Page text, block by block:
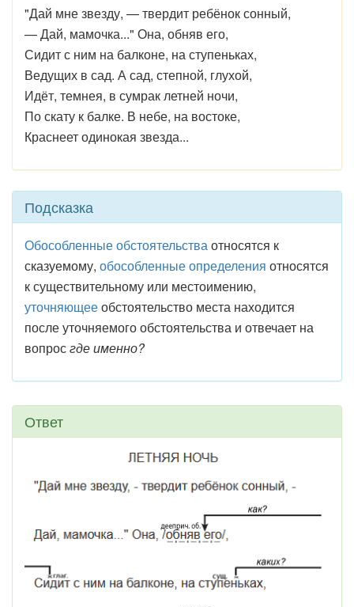
"Дай мне звезду, — твердит ребёнок сонный,
— Дай, мамочка..." Она, обняв его,
Сидит с ним на балконе, на ступеньках,
Ведущих в сад. А сад, степной, глухой,
Идёт, темнея, в сумрак летней ночи,
По скату к балке. В небе, на востоке,
Краснеет одинокая звезда...
Подсказка
Обособленные обстоятельстваотносятся к
сказуемому, обособленные определения относятся
к существительному или местоимению,
уточняющееобстоятельство места находится
после уточняемого обстоятельства и отвечает на
вопросгде именно?
Ответ